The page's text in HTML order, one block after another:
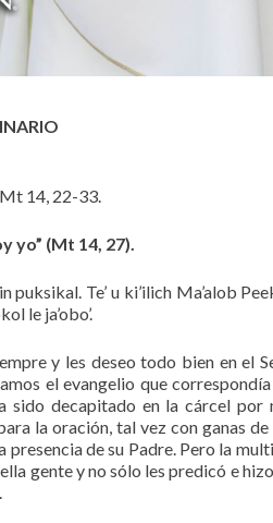
14, 22-33.
yo” (Mt 14, 27).
puksikal. Te’ u ki’ilich Ma’alob
le ja’obo’.
y les deseo todo bien en el
el evangelio que
sido decapitado en la cárcel por
la oración, tal vez con ganas
de su Padre. Pero la
gente y no sólo les predicó e